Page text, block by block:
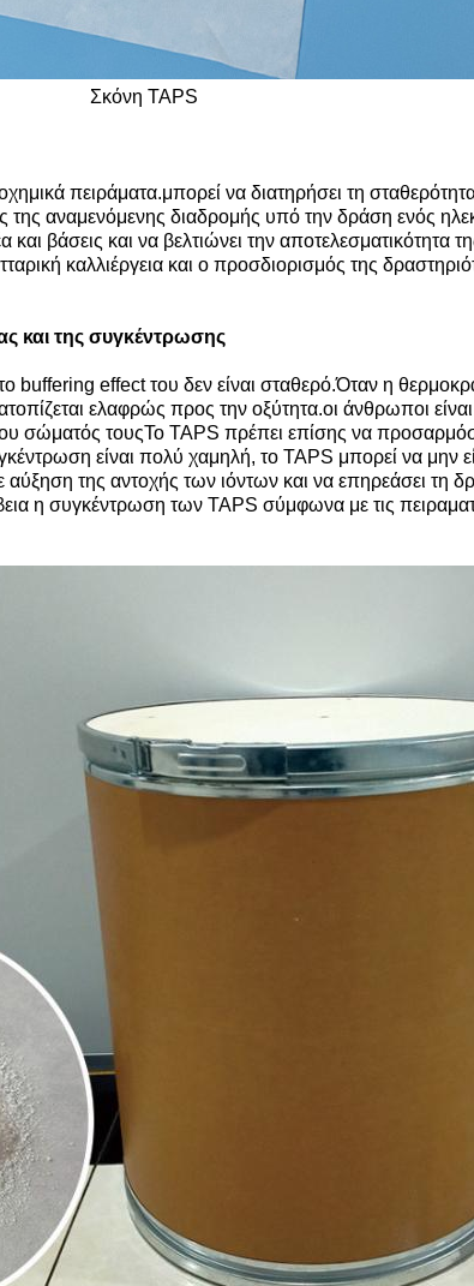
Σκόνη TAPS
πειράματα.μπορεί να διατηρήσει τη
της αναμενόμενης διαδρομής υπό την δράση ενός
βάσεις και να βελτιώνει την αποτελεσματικότητα
καλλιέργεια και ο προσδιορισμός της
και της συγκέντρωσης
buffering effect του δεν είναι σταθερό.Όταν η
ελαφρώς προς την οξύτητα.οι άνθρωποι
σώματός τουςΤο TAPS πρέπει επίσης να
είναι πολύ χαμηλή, το TAPS μπορεί να μην
της αντοχής των ιόντων και να επηρεάσει τη
η συγκέντρωση των TAPS σύμφωνα με τις